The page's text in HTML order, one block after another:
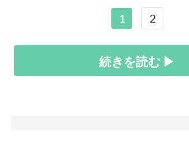
1 2
続きを読む ▶